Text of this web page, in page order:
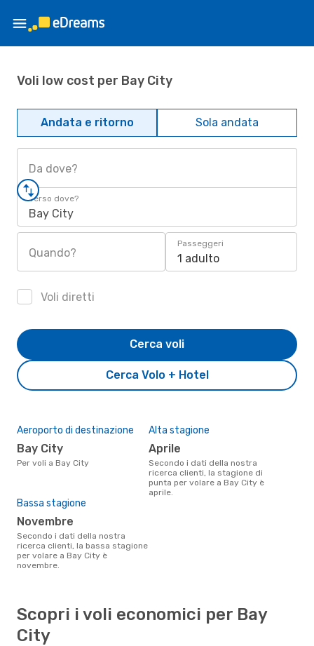
Voli low cost per Bay City
Andata e ritorno Sola andata
Da dove?
Verso dove?
Bay City
Quando?
Passeggeri
1 adulto
Voli diretti
Cerca Volo + Hotel
Cerca voli
Aeroporto di destinazione
Bay City
Per voli a Bay City
Alta stagione
aprile
Secondo i dati della nostra
ricerca clienti, la stagione di
punta per volare a Bay City è
aprile.
Bassa stagione
novembre
Secondo i dati della nostra
ricerca clienti, la bassa stagione
per volare a Bay City è
novembre.
Scopri i voli economici per Bay
City